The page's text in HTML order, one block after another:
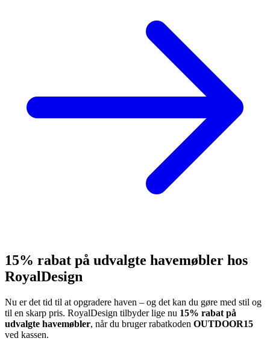
15% rabat på udvalgte havemøbler hos
RoyalDesign
Nu er det tid til at opgradere haven – og det kan du gøre med stil og
til en skarp pris. RoyalDesign tilbyder lige nu 15% rabat på
udvalgte havemøbler, når du bruger rabatkoden OUTDOOR15
ved kassen.